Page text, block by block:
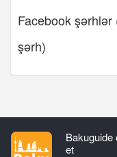
Facebook şərhlər
şərh)
Bakuguide
et